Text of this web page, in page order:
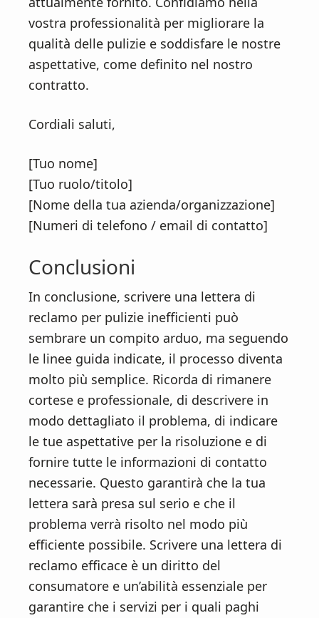
vostra professionalità per migliorare la
qualità delle pulizie e soddisfare le nostre
aspettative, come definito nel nostro
contratto.
Cordiali saluti,
[Tuo nome]
[Tuo ruolo/titolo]
[Nome della tua azienda/organizzazione]
[Numeri di telefono / email di contatto]
Conclusioni
In conclusione, scrivere una lettera di
reclamo per pulizie inefficienti può
sembrare un compito arduo, ma seguendo
le linee guida indicate, il processo diventa
molto più semplice. Ricorda di rimanere
cortese e professionale, di descrivere in
modo dettagliato il problema, di indicare
le tue aspettative per la risoluzione e di
fornire tutte le informazioni di contatto
necessarie. Questo garantirà che la tua
lettera sarà presa sul serio e che il
problema verrà risolto nel modo più
efficiente possibile. Scrivere una lettera di
reclamo efficace è un diritto del
consumatore e un’abilità essenziale per
garantire che i servizi per i quali paghi